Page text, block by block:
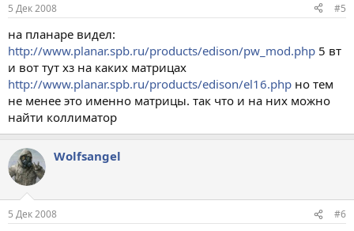
5 Дек 2008 #5
на планаре видел:
http://www.planar.spb.ru/products/edison/pw_mod.php 5 вт
и вот тут хз на каких матрицах
http://www.planar.spb.ru/products/edison/el16.php но тем
не менее это именно матрицы. так что и на них можно
найти коллиматор
Wolfsangel
5 Дек 2008 #6